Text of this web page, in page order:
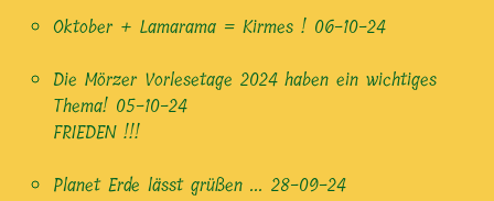
Oktober + Lamarama = Kirmes ! 06-10-24
Die Mörzer Vorlesetage 2024 haben ein wichtiges
Thema! 05-10-24
FRIEDEN !!!
Planet Erde lässt grüßen ... 28-09-24